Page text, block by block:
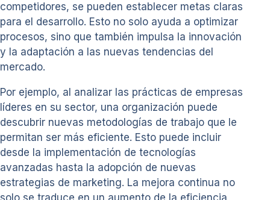
competidores, se pueden establecer metas claras
para el desarrollo. Esto no solo ayuda a optimizar
procesos, sino que también impulsa la innovación
y la adaptación a las nuevas tendencias del
mercado.
Por ejemplo, al analizar las prácticas de empresas
líderes en su sector, una organización puede
descubrir nuevas metodologías de trabajo que le
permitan ser más eficiente. Esto puede incluir
desde la implementación de tecnologías
avanzadas hasta la adopción de nuevas
estrategias de marketing. La mejora continua no